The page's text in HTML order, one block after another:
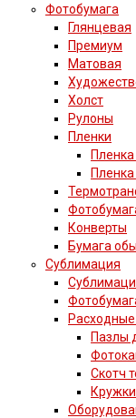
Фотобумага
Глянцевая
Премиум
Матовая
Холст
Рулоны
Пленки
Конверты
Бумага
Сублимация
Пазлы
Скотч